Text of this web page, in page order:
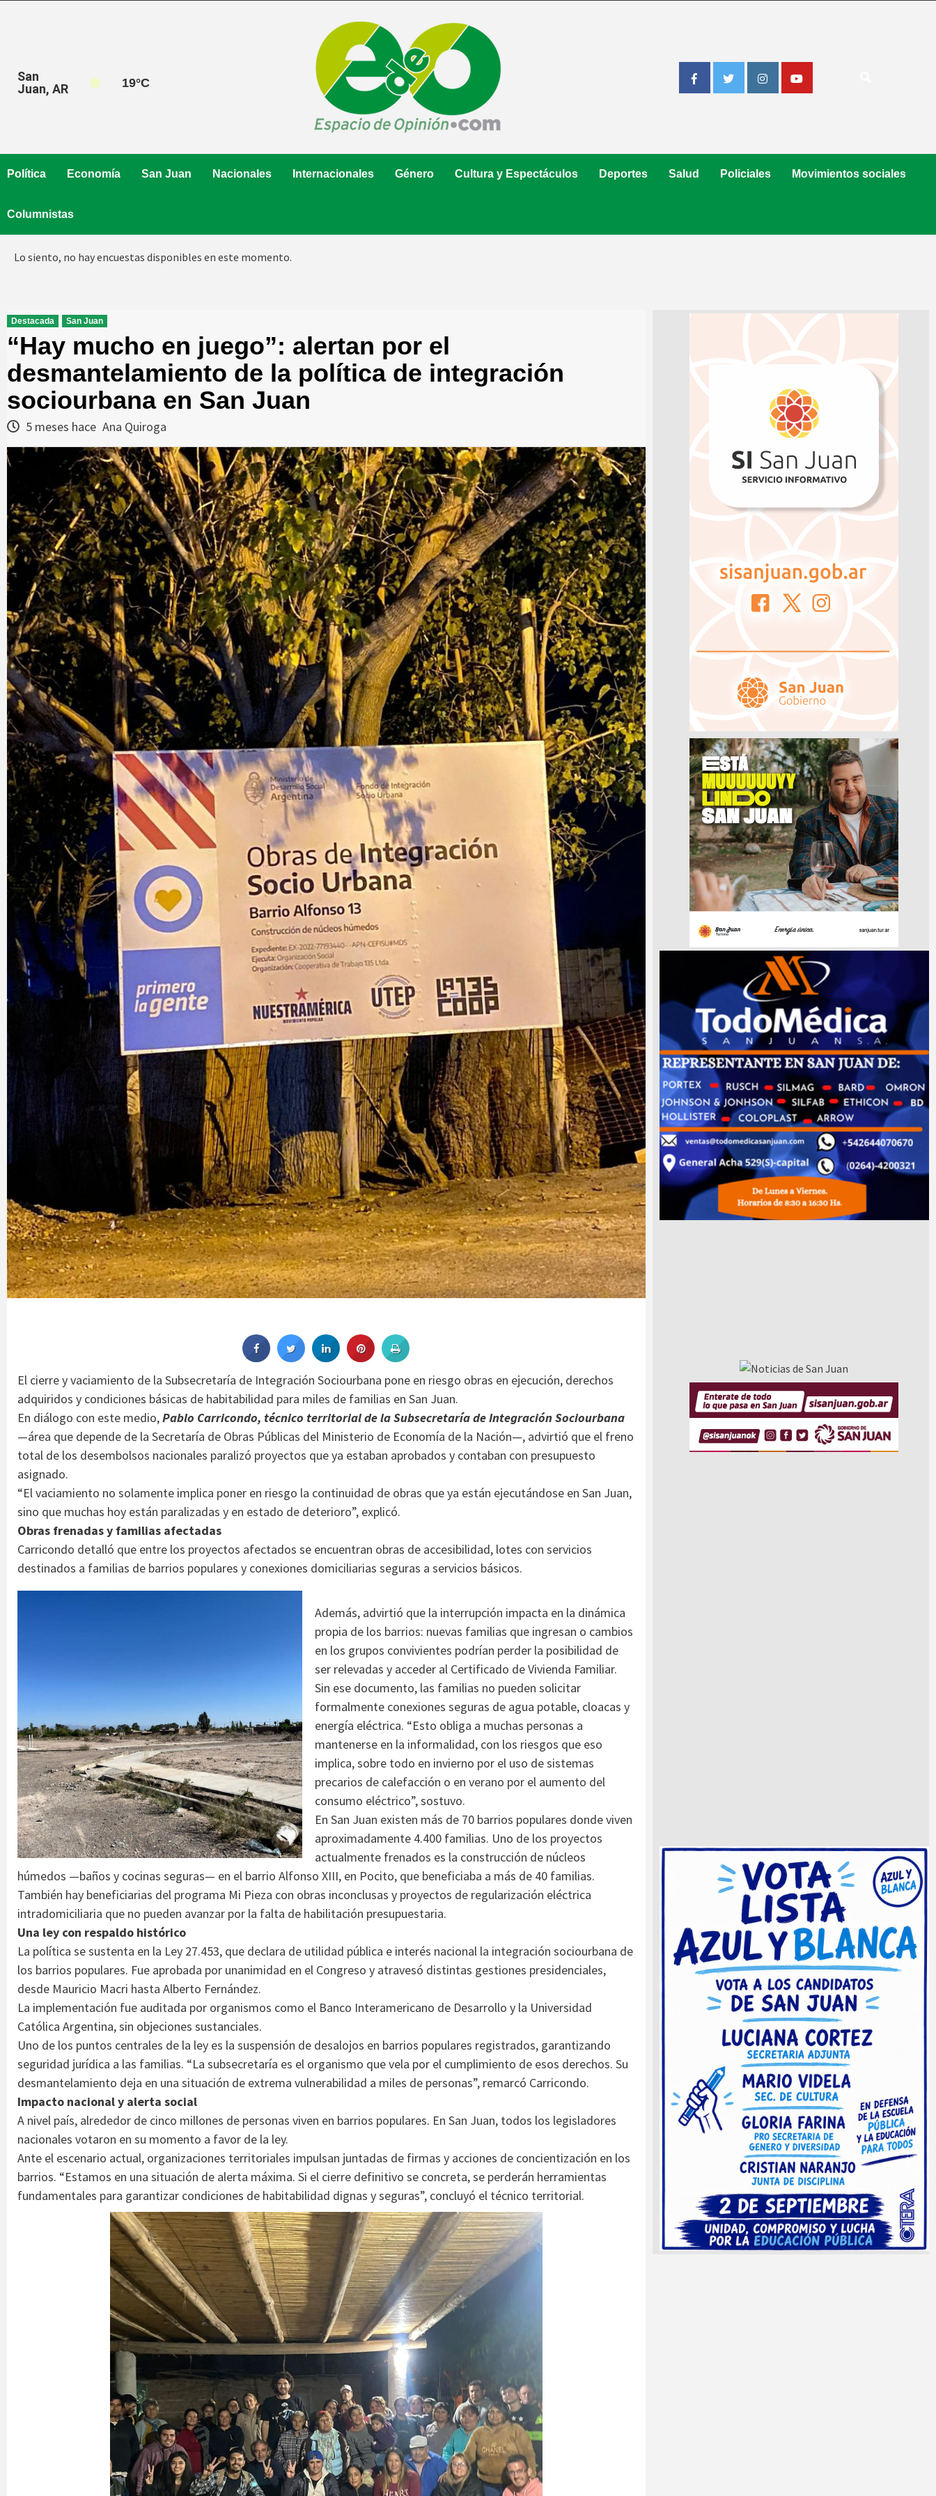
San
Juan, AR
19°C FacebookTwitterInstagramYoutube
Política Economía San Juan Nacionales Internacionales Género Cultura y Espectáculos Deportes Salud Policiales Movimientos sociales
Columnistas
Lo siento, no hay encuestas disponibles en este momento.
Destacada San Juan
“Hay mucho en juego”: alertan por el
desmantelamiento de la política de integración
sociourbana en San Juan
5 meses hace Ana Quiroga
El cierre y vaciamiento de la Subsecretaría de Integración Sociourbana pone en riesgo obras en ejecución, derechos
adquiridos y condiciones básicas de habitabilidad para miles de familias en San Juan.
En diálogo con este medio,Pablo Carricondo, técnico territorial de la Subsecretaría de Integración Sociourbana
—área que depende de la Secretaría de Obras Públicas del Ministerio de Economía de la Nación—, advirtió que el freno
total de los desembolsos nacionales paralizó proyectos que ya estaban aprobados y contaban con presupuesto
asignado.
“El vaciamiento no solamente implica poner en riesgo la continuidad de obras que ya están ejecutándose en San Juan,
sino que muchas hoy están paralizadas y en estado de deterioro”, explicó.
Obras frenadas y familias afectadas
Carricondo detalló que entre los proyectos afectados se encuentran obras de accesibilidad, lotes con servicios
destinados a familias de barrios populares y conexiones domiciliarias seguras a servicios básicos.
Además, advirtió que la interrupción impacta en la dinámica
propia de los barrios: nuevas familias que ingresan o cambios
en los grupos convivientes podrían perder la posibilidad de
ser relevadas y acceder al Certificado de Vivienda Familiar.
Sin ese documento, las familias no pueden solicitar
formalmente conexiones seguras de agua potable, cloacas y
energía eléctrica. “Esto obliga a muchas personas a
mantenerse en la informalidad, con los riesgos que eso
implica, sobre todo en invierno por el uso de sistemas
precarios de calefacción o en verano por el aumento del
consumo eléctrico”, sostuvo.
En San Juan existen más de 70 barrios populares donde viven
aproximadamente 4.400 familias. Uno de los proyectos
actualmente frenados es la construcción de núcleos
húmedos —baños y cocinas seguras— en el barrio Alfonso XIII, en Pocito, que beneficiaba a más de 40 familias.
También hay beneficiarias del programa Mi Pieza con obras inconclusas y proyectos de regularización eléctrica
intradomiciliaria que no pueden avanzar por la falta de habilitación presupuestaria.
Una ley con respaldo histórico
La política se sustenta en la Ley 27.453, que declara de utilidad pública e interés nacional la integración sociourbana de
los barrios populares. Fue aprobada por unanimidad en el Congreso y atravesó distintas gestiones presidenciales,
desde Mauricio Macri hasta Alberto Fernández.
La implementación fue auditada por organismos como el Banco Interamericano de Desarrollo y la Universidad
Católica Argentina, sin objeciones sustanciales.
Uno de los puntos centrales de la ley es la suspensión de desalojos en barrios populares registrados, garantizando
seguridad jurídica a las familias. “La subsecretaría es el organismo que vela por el cumplimiento de esos derechos. Su
desmantelamiento deja en una situación de extrema vulnerabilidad a miles de personas”, remarcó Carricondo.
Impacto nacional y alerta social
A nivel país, alrededor de cinco millones de personas viven en barrios populares. En San Juan, todos los legisladores
nacionales votaron en su momento a favor de la ley.
Ante el escenario actual, organizaciones territoriales impulsan juntadas de firmas y acciones de concientización en los
barrios. “Estamos en una situación de alerta máxima. Si el cierre definitivo se concreta, se perderán herramientas
fundamentales para garantizar condiciones de habitabilidad dignas y seguras”, concluyó el técnico territorial.